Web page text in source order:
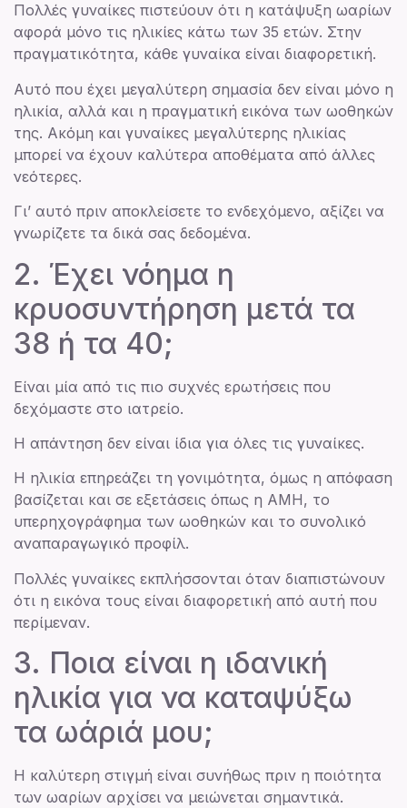
Πολλές γυναίκες πιστεύουν ότι η κατάψυξη ωαρίων
αφορά μόνο τις ηλικίες κάτω των 35 ετών. Στην
πραγματικότητα, κάθε γυναίκα είναι διαφορετική.
Αυτό που έχει μεγαλύτερη σημασία δεν είναι μόνο η
ηλικία, αλλά και η πραγματική εικόνα των ωοθηκών
της. Ακόμη και γυναίκες μεγαλύτερης ηλικίας
μπορεί να έχουν καλύτερα αποθέματα από άλλες
νεότερες.
Γι’ αυτό πριν αποκλείσετε το ενδεχόμενο, αξίζει να
γνωρίζετε τα δικά σας δεδομένα.
2. Έχει νόημα η
κρυοσυντήρηση μετά τα
38 ή τα 40;
Είναι μία από τις πιο συχνές ερωτήσεις που
δεχόμαστε στο ιατρείο.
Η απάντηση δεν είναι ίδια για όλες τις γυναίκες.
Η ηλικία επηρεάζει τη γονιμότητα, όμως η απόφαση
βασίζεται και σε εξετάσεις όπως η ΑΜΗ, το
υπερηχογράφημα των ωοθηκών και το συνολικό
αναπαραγωγικό προφίλ.
Πολλές γυναίκες εκπλήσσονται όταν διαπιστώνουν
ότι η εικόνα τους είναι διαφορετική από αυτή που
περίμεναν.
3. Ποια είναι η ιδανική
ηλικία για να καταψύξω
τα ωάριά μου;
Η καλύτερη στιγμή είναι συνήθως πριν η ποιότητα
των ωαρίων αρχίσει να μειώνεται σημαντικά.